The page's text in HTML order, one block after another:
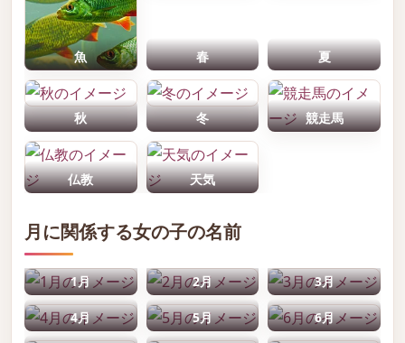
魚 春 夏
秋 冬 競走馬
仏教 天気
月に関係する女の子の名前
1月 2月 3月
4月 5月 6月